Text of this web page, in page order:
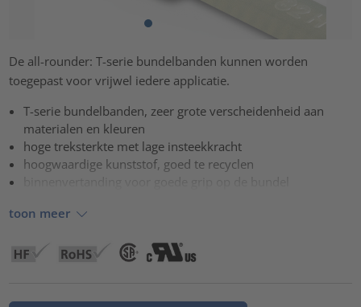
De all-rounder: T-serie bundelbanden kunnen worden
toegepast voor vrijwel iedere applicatie.
T-serie bundelbanden, zeer grote verscheidenheid aan
materialen en kleuren
hoge treksterkte met lage insteekkracht
hoogwaardige kunststof, goed te recyclen
toon meer